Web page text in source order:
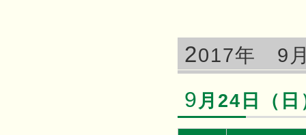
2017年 9
9 月24日（